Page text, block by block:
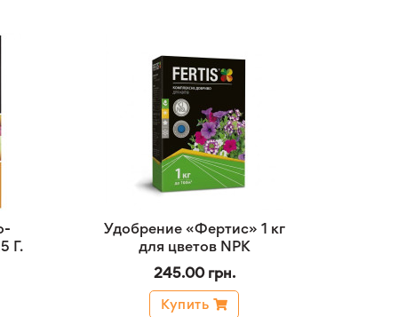
Г.
Удобрение «Фертис» 1 кг
для цветов NPK
245.00 грн.
Купить